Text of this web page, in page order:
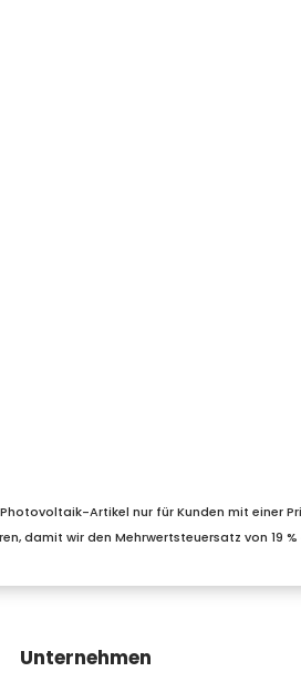
Artikel nur für Kunden mit
damit wir den Mehrwertsteuersatz von 19
Unternehmen